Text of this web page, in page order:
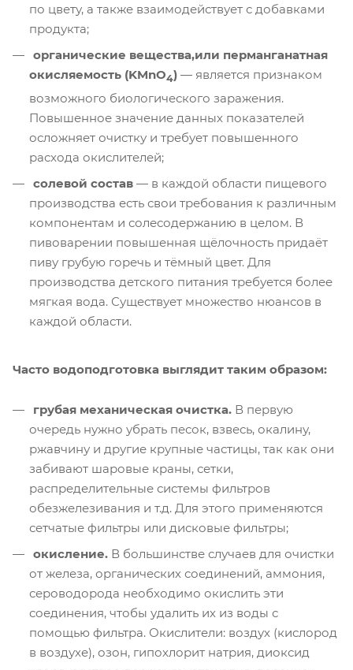
по цвету, а также взаимодействует с добавками
продукта;
органические вещества,или перманганатная
окисляемость (KMnO4) — является признаком
возможного биологического заражения.
Повышенное значение данных показателей
осложняет очистку и требует повышенного
расхода окислителей;
солевой состав — в каждой области пищевого
производства есть свои требования к различным
компонентам и солесодержанию в целом. В
пивоварении повышенная щёлочность придаёт
пиву грубую горечь и тёмный цвет. Для
производства детского питания требуется более
мягкая вода. Существует множество нюансов в
каждой области.
Часто водоподготовка выглядит таким образом:
грубая механическая очистка. В первую
очередь нужно убрать песок, взвесь, окалину,
ржавчину и другие крупные частицы, так как они
забивают шаровые краны, сетки,
распределительные системы фильтров
обезжелезивания и т.д. Для этого применяются
сетчатые фильтры или дисковые фильтры;
окисление. В большинстве случаев для очистки
от железа, органических соединений, аммония,
сероводорода необходимо окислить эти
соединения, чтобы удалить их из воды с
помощью фильтра. Окислители: воздух (кислород
в воздухе), озон, гипохлорит натрия, диоксид